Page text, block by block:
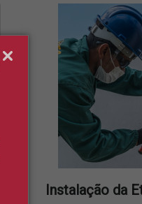
Instalação da